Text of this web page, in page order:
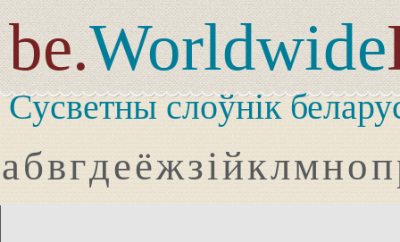
be.Worldwide
Сусветны слоўнік
абвгдеёжзійклмноп